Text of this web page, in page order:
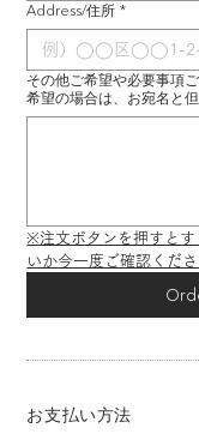
Address/住所 *
その他ご希望や必要事項
希望の場合は、お宛名と
※注文ボタンを押すとす
いか今一度ご確認くださ
お支払い方法